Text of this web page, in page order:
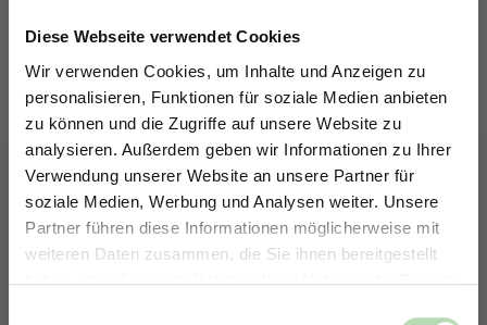
Diese Webseite verwendet Cookies
Wir verwenden Cookies, um Inhalte und Anzeigen zu
personalisieren, Funktionen für soziale Medien anbieten
zu können und die Zugriffe auf unsere Website zu
analysieren. Außerdem geben wir Informationen zu Ihrer
Verwendung unserer Website an unsere Partner für
soziale Medien, Werbung und Analysen weiter. Unsere
Partner führen diese Informationen möglicherweise mit
weiteren Daten zusammen, die Sie ihnen bereitgestellt
haben oder die sie im Rahmen Ihrer Nutzung der Dienste
ERHALTE 5% RABATT AUF
DEINE RÜCKWÄNDE